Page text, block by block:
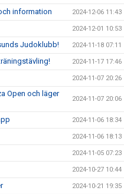
information 2024-12-06 11:43
2024-12-01 10:53
Judoklubb! 2024-11-18 07:11
2024-11-17 17:46
2024-11-07 20:26
Open och läger
2024-11-07 20:06
2024-11-06 18:34
2024-11-06 18:13
2024-11-05 07:23
2024-10-27 10:44
2024-10-21 19:35